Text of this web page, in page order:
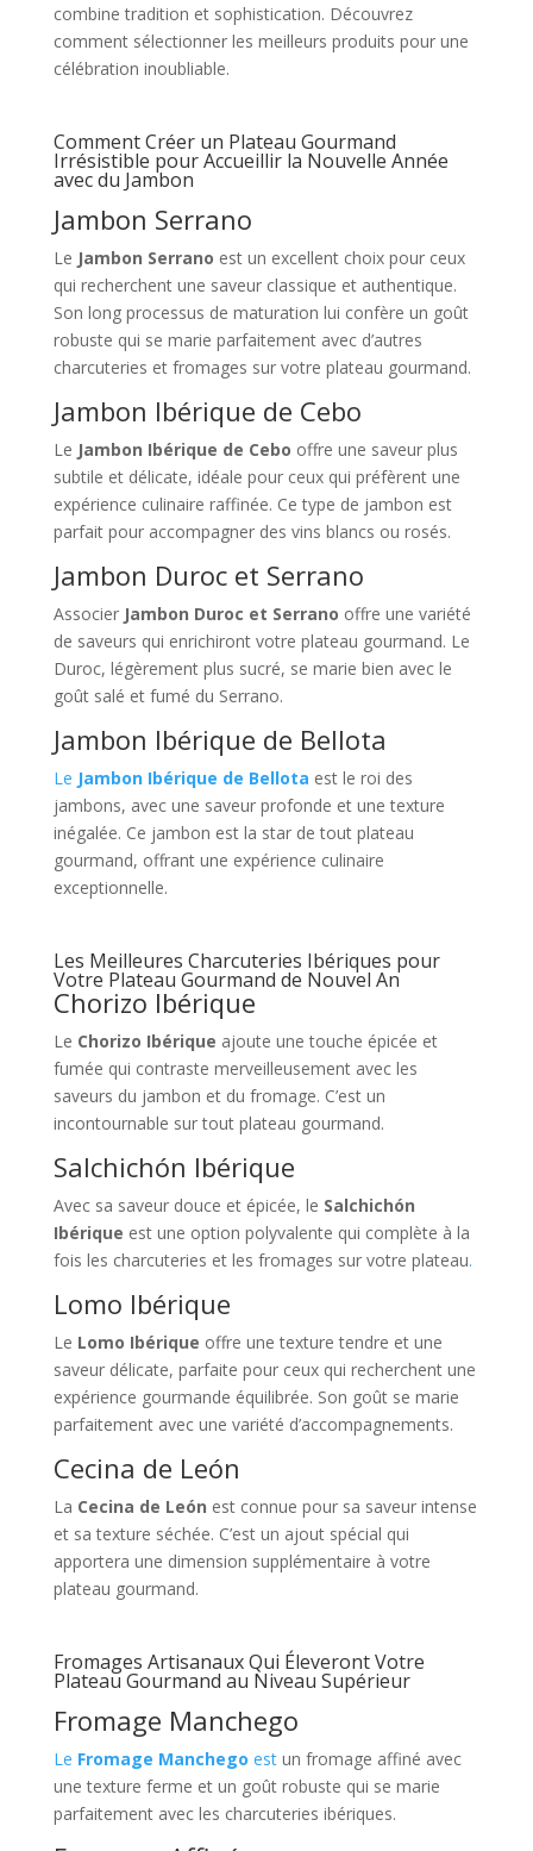
combine tradition et sophistication. Découvrez
comment sélectionner les meilleurs produits pour une
célébration inoubliable.
Comment Créer un Plateau Gourmand
Irrésistible pour Accueillir la Nouvelle Année
avec du Jambon
Jambon Serrano
Le Jambon Serrano est un excellent choix pour ceux
qui recherchent une saveur classique et authentique.
Son long processus de maturation lui confère un goût
robuste qui se marie parfaitement avec d’autres
charcuteries et fromages sur votre plateau gourmand.
Jambon Ibérique de Cebo
Le Jambon Ibérique de Cebo offre une saveur plus
subtile et délicate, idéale pour ceux qui préfèrent une
expérience culinaire raffinée. Ce type de jambon est
parfait pour accompagner des vins blancs ou rosés.
Jambon Duroc et Serrano
Associer Jambon Duroc et Serrano offre une variété
de saveurs qui enrichiront votre plateau gourmand. Le
Duroc, légèrement plus sucré, se marie bien avec le
goût salé et fumé du Serrano.
Jambon Ibérique de Bellota
Le Jambon Ibérique de Bellota est le roi des
jambons, avec une saveur profonde et une texture
inégalée. Ce jambon est la star de tout plateau
gourmand, offrant une expérience culinaire
exceptionnelle.
Les Meilleures Charcuteries Ibériques pour
Votre Plateau Gourmand de Nouvel An
Chorizo Ibérique
Le Chorizo Ibérique ajoute une touche épicée et
fumée qui contraste merveilleusement avec les
saveurs du jambon et du fromage. C’est un
incontournable sur tout plateau gourmand.
Salchichón Ibérique
Avec sa saveur douce et épicée, le Salchichón
Ibérique est une option polyvalente qui complète à la
fois les charcuteries et les fromages sur votre plateau.
Lomo Ibérique
Le Lomo Ibérique offre une texture tendre et une
saveur délicate, parfaite pour ceux qui recherchent une
expérience gourmande équilibrée. Son goût se marie
parfaitement avec une variété d’accompagnements.
Cecina de León
La Cecina de León est connue pour sa saveur intense
et sa texture séchée. C’est un ajout spécial qui
apportera une dimension supplémentaire à votre
plateau gourmand.
Fromages Artisanaux Qui Éleveront Votre
Plateau Gourmand au Niveau Supérieur
Fromage Manchego
Le Fromage Manchego est un fromage affiné avec
une texture ferme et un goût robuste qui se marie
parfaitement avec les charcuteries ibériques.